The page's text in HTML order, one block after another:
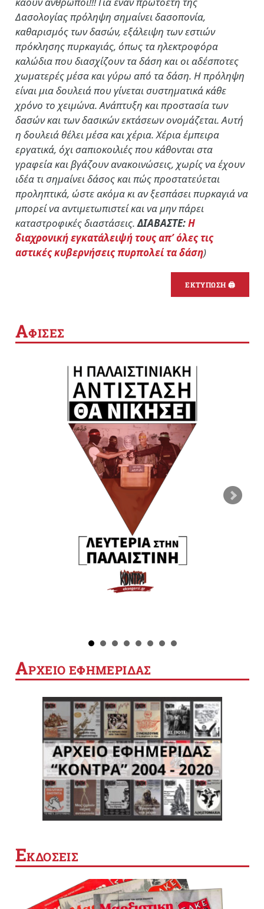
Δασολογίας πρόληψη σημαίνει δασοπονία,
καθαρισμός των δασών, εξάλειψη των εστιών
πρόκλησης πυρκαγιάς, όπως τα ηλεκτροφόρα
καλώδια που διασχίζουν τα δάση και οι αδέσποτες
χωματερές μέσα και γύρω από τα δάση. Η πρόληψη
είναι μια δουλειά που γίνεται συστηματικά κάθε
χρόνο το χειμώνα. Ανάπτυξη και προστασία των
δασών και των δασικών εκτάσεων ονομάζεται. Αυτή
η δουλειά θέλει μέσα και χέρια. Χέρια έμπειρα
εργατικά, όχι σαπιοκοιλιές που κάθονται στα
γραφεία και βγάζουν ανακοινώσεις, χωρίς να έχουν
ιδέα τι σημαίνει δάσος και πώς προστατεύεται
προληπτικά, ώστε ακόμα κι αν ξεσπάσει πυρκαγιά να
μπορεί να αντιμετωπιστεί και να μην πάρει
καταστροφικές διαστάσεις.ΔΙΑΒΑΣΤΕ:Η
διαχρονική εγκατάλειψή τους απ’ όλες τις
αστικές κυβερνήσεις πυρπολεί τα δάση)
ΕΚΤΥΠΩΣΗ 🖨
ΑΦΙΣΕΣ
ΑΡΧΕΙΟ ΕΦΗΜΕΡΙΔΑΣ
ΕΚΔΟΣΕΙΣ